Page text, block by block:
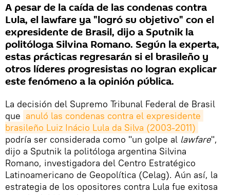
A pesar de la caída de las condenas contra
Lula, el lawfare ya "logró su objetivo" con el
expresidente de Brasil, dijo a Sputnik la
politóloga Silvina Romano. Según la experta,
estas prácticas regresarán si el brasileño y
otros líderes progresistas no logran explicar
este fenómeno a la opinión pública.
La decisión del Supremo Tribunal Federal de Brasil
que anuló las condenas contra el expresidente
brasileño Luiz Inácio Lula da Silva (2003-2011)
podría ser considerada como "un golpe al lawfare",
dijo a Sputnik la politóloga argentina Silvina
Romano, investigadora del Centro Estratégico
Latinoamericano de Geopolítica (Celag). Aún así, la
estrategia de los opositores contra Lula fue exitosa